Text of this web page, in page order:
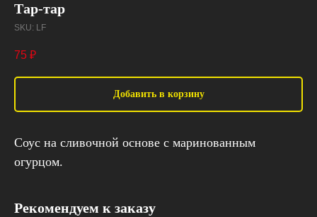
Тар-тар
SKU: LF
75 ₽
Добавить в корзину
Соус на сливочной основе с маринованным
огурцом.
Рекомендуем к заказу